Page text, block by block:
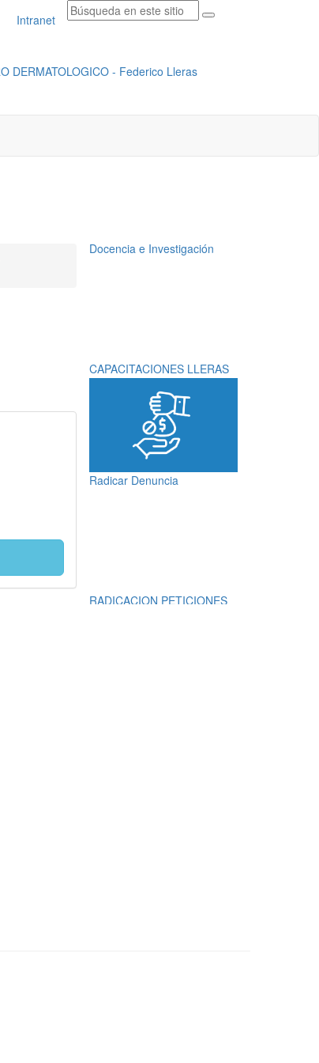
Intranet
RADICACION ORFEO
Docencia e Investigación
CAPACITACIONES LLERAS
Radicar Denuncia
RADICACION PETICIONES